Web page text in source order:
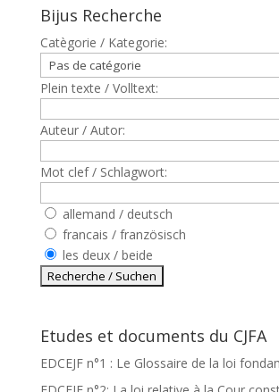
Bijus Recherche
Catègorie / Kategorie:
Plein texte / Volltext:
Auteur / Autor:
Mot clef / Schlagwort:
allemand / deutsch
francais / französisch
les deux / beide
Etudes et documents du CJFA
EDCEJF n°1 : Le Glossaire de la loi